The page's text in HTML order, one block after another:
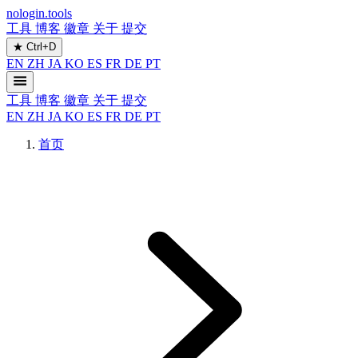
nologin.tools
工具 博客 徽章 关于 提交
★ Ctrl+D
EN ZH JA KO ES FR DE PT
工具 博客 徽章 关于 提交
EN ZH JA KO ES FR DE PT
首页